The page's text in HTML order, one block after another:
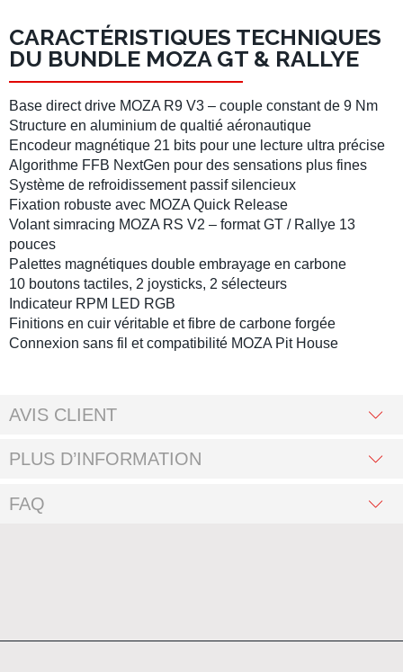
CARACTÉRISTIQUES TECHNIQUES
DU BUNDLE MOZA GT & RALLYE
Base direct drive MOZA R9 V3 – couple constant de 9 Nm
Structure en aluminium de qualtié aéronautique
Encodeur magnétique 21 bits pour une lecture ultra précise
Algorithme FFB NextGen pour des sensations plus fines
Système de refroidissement passif silencieux
Fixation robuste avec MOZA Quick Release
Volant simracing MOZA RS V2 – formatGT / Rallye 13
pouces
Palettes magnétiques double embrayage en carbone
10 boutons tactiles, 2 joysticks, 2 sélecteurs
Indicateur RPM LED RGB
Finitions en cuir véritable et fibre de carbone forgée
Connexion sans fil et compatibilité MOZA Pit House
AVIS CLIENT
PLUS D’INFORMATION
FAQ